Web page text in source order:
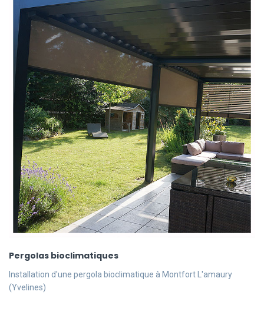
Pergolas bioclimatiques
Installation d'une pergola bioclimatique à Montfort L'amaury
(Yvelines)